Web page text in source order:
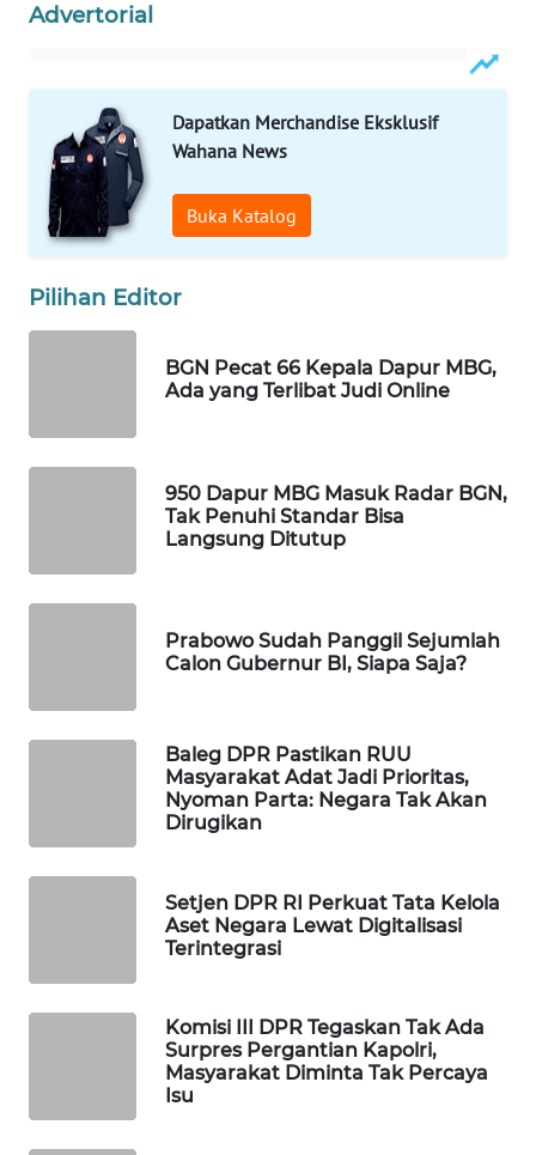
Advertorial
Dapatkan Merchandise Eksklusif
Wahana News
Buka Katalog
Pilihan Editor
BGN Pecat 66 Kepala Dapur MBG,
Ada yang Terlibat Judi Online
950 Dapur MBG Masuk Radar BGN,
Tak Penuhi Standar Bisa
Langsung Ditutup
Prabowo Sudah Panggil Sejumlah
Calon Gubernur BI, Siapa Saja?
Baleg DPR Pastikan RUU
Masyarakat Adat Jadi Prioritas,
Nyoman Parta: Negara Tak Akan
Dirugikan
Setjen DPR RI Perkuat Tata Kelola
Aset Negara Lewat Digitalisasi
Terintegrasi
Komisi III DPR Tegaskan Tak Ada
Surpres Pergantian Kapolri,
Masyarakat Diminta Tak Percaya
Isu
WAHANA
WAHANA
LISTRIK
WAHANA
TRAVEL
WAHANA
WAHANANEWS
WAHANA
SELEB
HEALTH